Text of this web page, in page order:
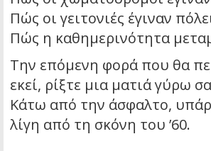
Πώς οι γειτονιές έγιναν
Πώς η καθημερινότητα
Την επόμενη φορά που θα
εκεί, ρίξτε μια ματιά γύρω
Κάτω από την άσφαλτο,
λίγη από τη σκόνη του ’60.